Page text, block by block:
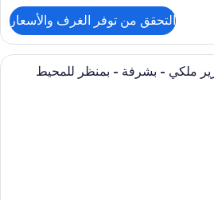
التحقق من توفر الغرف والأسعار
أغطية فراش متميزة وأسرّة بإسفنج
ملكي - بشرفة - بمنظر للمحيط